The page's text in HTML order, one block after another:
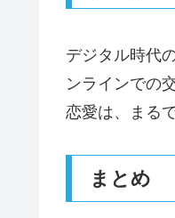
デジタル時代
ンラインでの
恋愛は、まる
まとめ